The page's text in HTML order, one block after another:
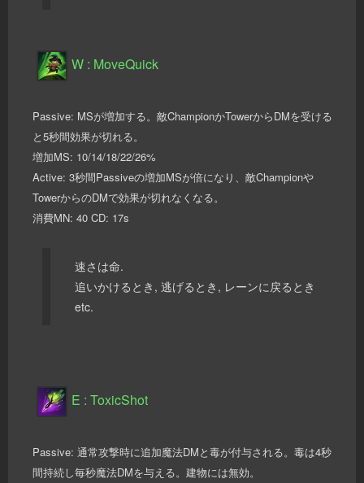
W : MoveQuick
Passive: MSが増加する。敵ChampionかTowerからDMを受ける
と5秒間効果が切れる。
増加MS: 10/14/18/22/26%
Active: 3秒間Passiveの増加MSが倍になり、敵Championや
TowerからのDMで効果が切れなくなる。
消費MN: 40 CD: 17s
速さは命.
追いかけるとき, 逃げるとき, レーンに戻るとき
etc.
E : ToxicShot
Passive: 通常攻撃時に追加魔法DMと毒が付与される。毒は4秒
間持続し毎秒魔法DMを与える。建物には無効。